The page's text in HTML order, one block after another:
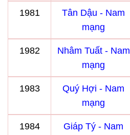
1981
Tân Dậu - Nam
mạng
1982
Nhâm Tuất - Nam
mạng
1983
Quý Hợi - Nam
mạng
1984
Giáp Tý - Nam